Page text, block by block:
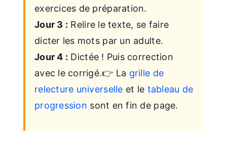
exercices de préparation.
Jour 3 : Relire le texte, se faire
dicter les mots par un adulte.
Jour 4 : Dictée ! Puis correction
avec le corrigé.👉 La grille de
relecture universelle et le tableau de
progression sont en fin de page.